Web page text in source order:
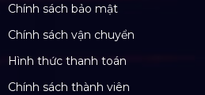
Chính sách bảo mật
Chính sách vận chuyển
Hình thức thanh toán
Chính sách thành viên